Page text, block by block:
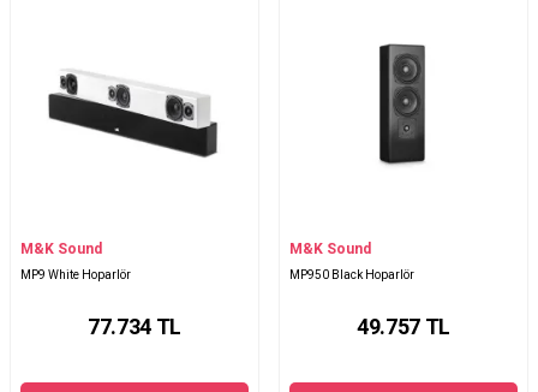
M&K Sound
MP9 White Hoparlör
77.734TL
M&K Sound
MP950 Black Hoparlör
49.757TL